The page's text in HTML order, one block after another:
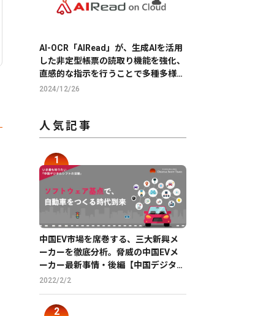
AI-OCR「AIRead」が、生成AIを活用
した非定型帳票の読取り機能を強化、
直感的な指示を行うことで多種多様な
帳票の読取りを実現
2024/12/26
人気記事
中国EV市場を席巻する、三大新興メ
ーカーを徹底分析。脅威の中国EVメ
ーカー最新事情・後編【中国デジタル
企業最前線】
2022/2/2